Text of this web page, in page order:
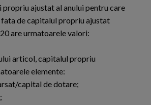
ajustat al anului pentru care
de capitalul propriu ajustat
are urmatoarele valori:
articol, capitalul propriu
elemente:
capital de dotare;